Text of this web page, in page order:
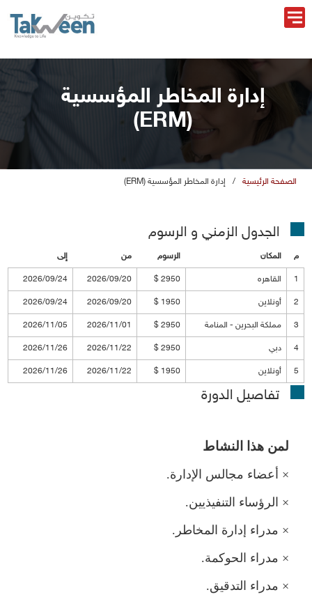
إدارة المخاطر المؤسسية
(ERM)
الصفحة الرئيسية / إدارة المخاطر المؤسسية (ERM)
الجدول الزمني و الرسو
المكان الرسو ن إلى
1 القاهره 2950 $
2026/09/20
2026/09/24
2 أونلاين 1950 $
2026/09/20
2026/09/24
3 كة البحرين - المنامة 2950 $
2026/11/01
2026/11/05
4 دبي 2950 $
2026/11/22
2026/11/26
5 أونلاين 1950 $
2026/11/22
2026/11/26
تفاصيل الدورة
ن هذا النشاط
×
أعضاء مجالس الإدارة.
× الرؤساء التنفيذيين.
× دراء إدارة المخاطر.
× دراء الحوكمة.
× دراء التدقيق.